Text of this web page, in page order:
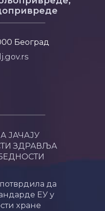
Београд
ЈАЧАЈУ
ЗДРАВЉА
да
ЕУ у
хране